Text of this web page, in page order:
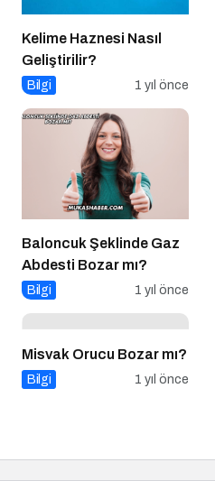
Kelime Haznesi Nasıl
Geliştirilir?
Bilgi 1 yıl önce
Baloncuk Şeklinde Gaz
Abdesti Bozar mı?
Bilgi 1 yıl önce
Misvak Orucu Bozar mı?
Bilgi 1 yıl önce